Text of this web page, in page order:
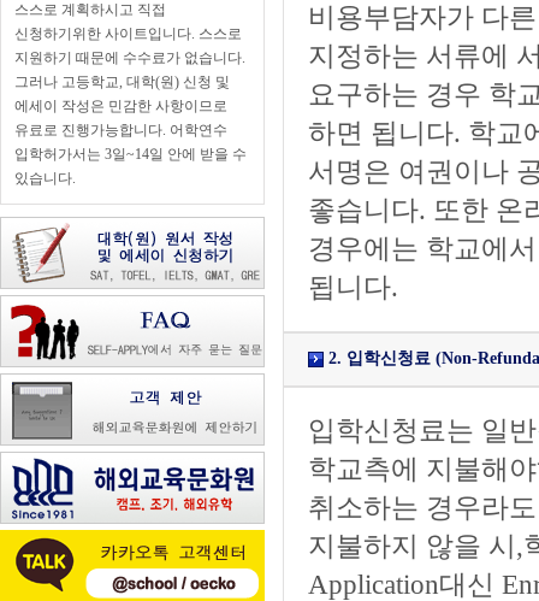
스스로 계획하시고 직접
신청하기위한 사이트입니다. 스스로
지원하기 때문에 수수료가 없습니다.
그러나 고등학교, 대학(원) 신청 및
에세이 작성은 민감한 사항이므로
유료로 진행가능합니다. 어학연수
입학허가서는 3일~14일 안에 받을 수
있습니다.
비용부담자가 다
지정하는 서류에
요구하는 경우 학
하면 됩니다. 학교
서명은 여권이나
좋습니다. 또한 온
경우에는 학교에
됩니다.
2. 입학신청료 (Non-
입학신청료는 일
학교측에 지불해
취소하는 경우라
지불하지 않을 시,
Application대신